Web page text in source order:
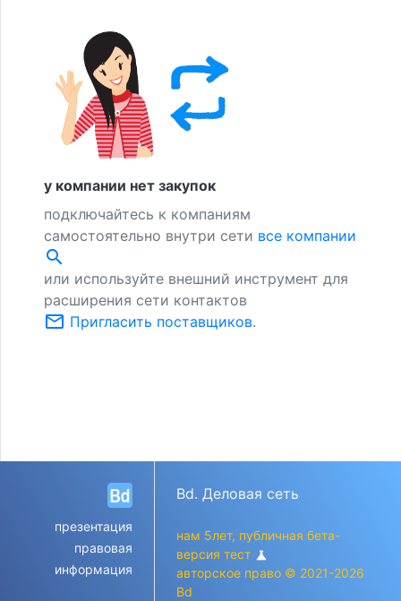
у компании нет закупок
подключайтесь к компаниям
самостоятельно внутри сети все компании
search
или используйте внешний инструмент для
расширения сети контактов
mail_outline Пригласить поставщиков.
презентация
правовая
информация
Bd. Деловая сеть
нам 5лет, публичная бета-
версия тест science
авторское право © 2021-2026
Bd